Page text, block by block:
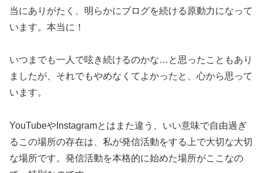
当にありがたく、明らかにブログを続ける原動力になって
います。本当に！
いつまでも一人で呟き続けるのかな…と思ったこともあり
ましたが、それでもやめなくてよかったと、心から思って
います。
YouTubeやInstagramとはまた違う、いい意味で自由過ぎ
るこの場所の存在は、私が発信活動をする上で大切な大切
な場所です。発信活動を本格的に始めた場所がここなの